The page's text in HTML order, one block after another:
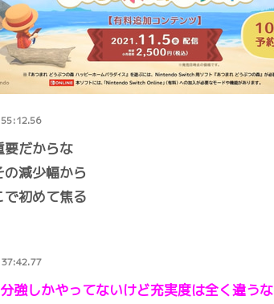
要だからな
減少幅から
初めて焦る
強しかやってないけど充実度は全く違うな